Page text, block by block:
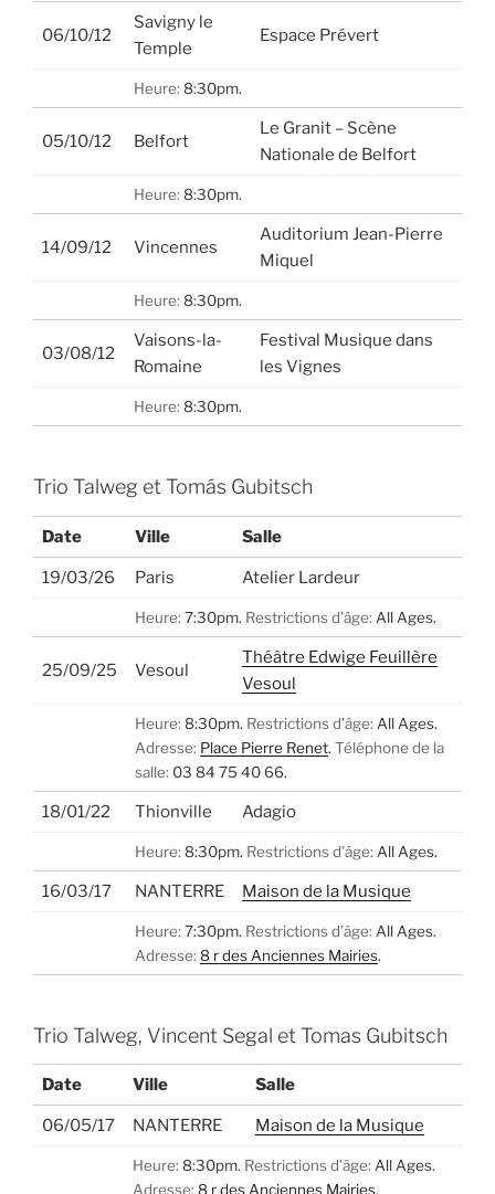
06/10/12
Savigny le
Temple
Espace Prévert
Heure: 8:30pm.
05/10/12 Belfort
Le Granit – Scène
Nationale de Belfort
Heure: 8:30pm.
14/09/12 Vincennes
Auditorium Jean-Pierre
Miquel
Heure: 8:30pm.
03/08/12
Vaisons-la-
Romaine
Festival Musique dans
les Vignes
Heure: 8:30pm.
Trio Talweg et Tomás Gubitsch
Date Ville Salle
19/03/26 Paris Atelier Lardeur
Heure: 7:30pm. Restrictions d’âge: All Ages.
25/09/25 Vesoul
Théâtre Edwige Feuillère
Vesoul
Heure: 8:30pm. Restrictions d’âge: All Ages.
Adresse: Place Pierre Renet. Téléphone de la
salle: 03 84 75 40 66.
18/01/22 Thionville Adagio
Heure: 8:30pm. Restrictions d’âge: All Ages.
16/03/17 NANTERRE Maison de la Musique
Heure: 7:30pm. Restrictions d’âge: All Ages.
Adresse: 8 r des Anciennes Mairies.
Trio Talweg, Vincent Segal et Tomas Gubitsch
Date Ville Salle
06/05/17 NANTERRE Maison de la Musique
Heure: 8:30pm. Restrictions d’âge: All Ages.
Adresse: 8 r des Anciennes Mairies.